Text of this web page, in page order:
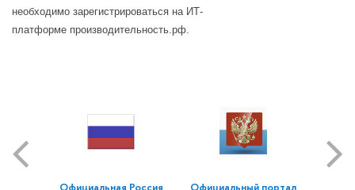
необходимо зарегистрироваться на ИТ-
платформе производительность.рф.